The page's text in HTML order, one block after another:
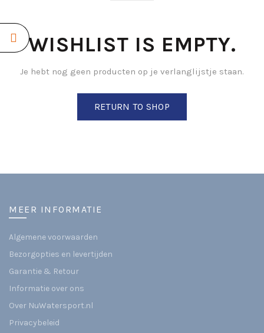
WISHLIST IS EMPTY.
Je hebt nog geen producten op je verlanglijstje staan.
RETURN TO SHOP
MEER INFORMATIE
Algemene voorwaarden
Bezorgopties en levertijden
Garantie & Retour
Informatie over ons
Over NuWatersport.nl
Privacybeleid